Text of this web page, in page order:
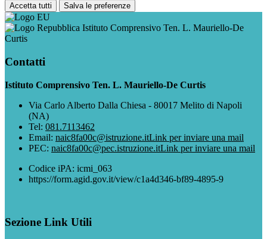
Accetta tutti Salva le preferenze
Istituto Comprensivo Ten. L. Mauriello-De
Curtis
Contatti
Istituto Comprensivo Ten. L. Mauriello-De Curtis
Via Carlo Alberto Dalla Chiesa - 80017 Melito di Napoli
(NA)
Tel: 081.7113462
Email: naic8fa00c@istruzione.itLink per inviare una mail
PEC: naic8fa00c@pec.istruzione.itLink per inviare una mail
Codice iPA: icmi_063
https://form.agid.gov.it/view/c1a4d346-bf89-4895-9
Sezione Link Utili